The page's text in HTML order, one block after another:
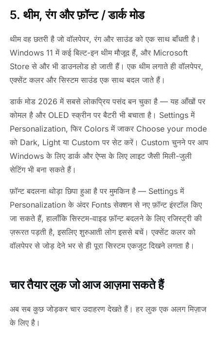
5. थीम, रंग और फ़ॉन्ट / डार्क मोड
थीम वह छतरी है जो वॉलपेपर, रंग और साउंड को एक साथ बाँधती है।
Windows 11 में कई बिल्ट-इन थीम मौजूद हैं, और Microsoft
Store से और भी डाउनलोड हो जाती हैं। एक थीम लगाते ही वॉलपेपर,
एक्सेंट कलर और सिस्टम साउंड एक साथ बदल जाते हैं।
डार्क मोड 2026 में सबसे लोकप्रिय पसंद बन चुका है — यह आँखों पर
कोमल है और OLED स्क्रीन पर बैटरी भी बचाता है। Settings में
Personalization, फिर Colors में जाकर Choose your mode
को Dark, Light या Custom पर सेट करें। Custom चुनने पर आप
Windows के लिए डार्क और ऐप्स के लिए लाइट जैसी मिली-जुली
सेटिंग भी बना सकते हैं।
फ़ॉन्ट बदलना थोड़ा छिपा हुआ है पर मुमकिन है — Settings में
Personalization के अंदर Fonts सेक्शन से नए फ़ॉन्ट इंस्टॉल किए
जा सकते हैं, हालाँकि सिस्टम-वाइड फ़ॉन्ट बदलने के लिए रजिस्ट्री की
ज़रूरत पड़ती है, इसलिए शुरुआती लोग इससे बचें। एक्सेंट कलर को
वॉलपेपर से जोड़ देने भर से ही पूरा सिस्टम एकजुट दिखने लगता है।
चार तैयार लुक जो आज आज़मा सकते हैं
अब सब कुछ जोड़कर चार उदाहरण देखते हैं। हर लुक एक अलग मिज़ाज
के लिए है।